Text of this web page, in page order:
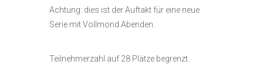
Achtung: dies ist der Auftakt für eine neue
Serie mit Vollmond Abenden.
Teilnehmerzahl auf 28 Plätze begrenzt.